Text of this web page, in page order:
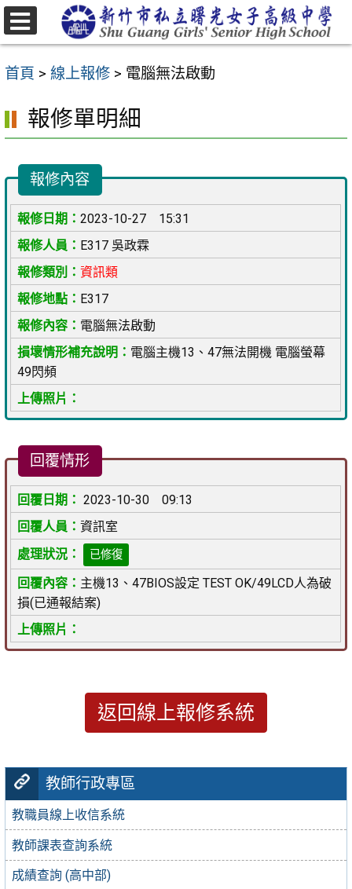
跳
至
要
容
首頁 > 線上報修 > 電腦無法啟動
教師行政專區
教職員線上收信系統
教師課表查詢系統
成績查詢 (高中部)
報修單明細
報修內容
2023-10-27 15:31
E317 吳政霖
資訊類
E317
電腦無法啟動
電腦主機13、47無法開機 電腦螢幕
49閃頻
回覆情形
2023-10-30 09:13
資訊室
已修復
主機13、47BIOS設定 TEST OK/49LCD人為破
損(已通報結案)
返回線上報修系統
選
單